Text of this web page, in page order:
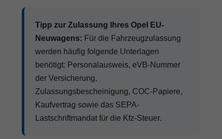
Tipp zur Zulassung Ihres Opel EU-
Neuwagens: Für die Fahrzeugzulassung
werden häufig folgende Unterlagen
benötigt: Personalausweis, eVB-Nummer
der Versicherung,
Zulassungsbescheinigung, COC-Papiere,
Kaufvertrag sowie das SEPA-
Lastschriftmandat für die Kfz-Steuer.